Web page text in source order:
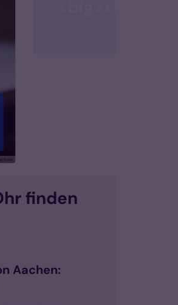
big>
finden
Aachen: